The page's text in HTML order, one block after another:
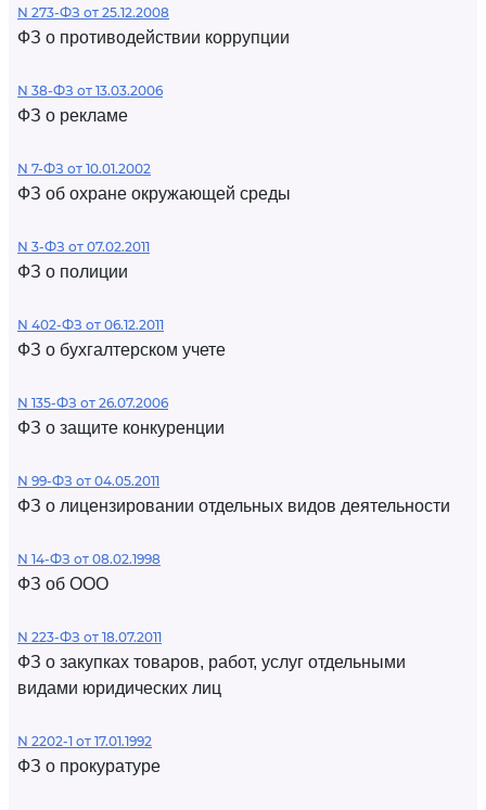
N 273-ФЗ от 25.12.2008
ФЗ о противодействии коррупции
N 38-ФЗ от 13.03.2006
ФЗ о рекламе
N 7-ФЗ от 10.01.2002
ФЗ об охране окружающей среды
N 3-ФЗ от 07.02.2011
ФЗ о полиции
N 402-ФЗ от 06.12.2011
ФЗ о бухгалтерском учете
N 135-ФЗ от 26.07.2006
ФЗ о защите конкуренции
N 99-ФЗ от 04.05.2011
ФЗ о лицензировании отдельных видов деятельности
N 14-ФЗ от 08.02.1998
ФЗ об ООО
N 223-ФЗ от 18.07.2011
ФЗ о закупках товаров, работ, услуг отдельными
видами юридических лиц
N 2202-1 от 17.01.1992
ФЗ о прокуратуре